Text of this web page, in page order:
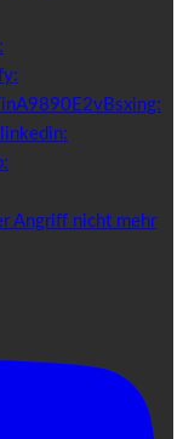
Angriff nicht mehr